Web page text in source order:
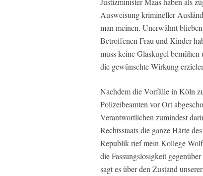
Ausweisung krimineller
man meinen. Unerwähnt
Betroffenen Frau und Kinder
muss keine Glaskugel
die gewünschte Wirkung
Nachdem die Vorfälle in Köln
Polizeibeamten vor Ort
Verantwortlichen zumindest
Rechtsstaats die ganze Härte
Republik rief mein Kollege
die Fassungslosigkeit
sagt es über den Zustand